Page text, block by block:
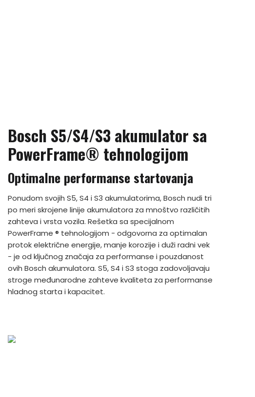
Bosch S5/S4/S3 akumulator sa
PowerFrame® tehnologijom
Optimalne performanse startovanja
Ponudom svojih S5, S4 i S3 akumulatorima, Bosch nudi tri
po meri skrojene linije akumulatora za mnoštvo različitih
zahteva i vrsta vozila. Rešetka sa specijalnom
PowerFrame ® tehnologijom - odgovorna za optimalan
protok električne energije, manje korozije i duži radni vek
- je od ključnog značaja za performanse i pouzdanost
ovih Bosch akumulatora. S5, S4 i S3 stoga zadovoljavaju
stroge međunarodne zahteve kvaliteta za performanse
hladnog starta i kapacitet.